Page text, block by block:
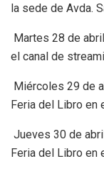
la sede de Avda.
Martes 28 de
el canal de
Miércoles 29 de
Feria del Libro en
Jueves 30 de
Feria del Libro en